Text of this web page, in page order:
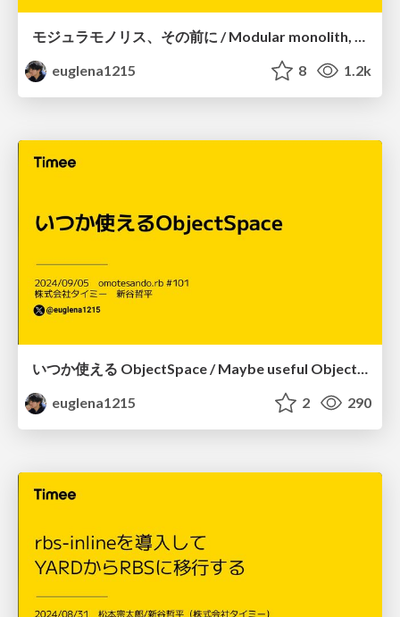
euglena1215
8 1.2k
いつか使える ObjectSpace / Maybe useful ObjectSpace
euglena1215
2 290